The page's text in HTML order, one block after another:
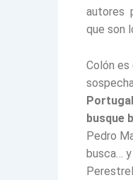
autores
que son
Colón
busque
Pedro
busca…